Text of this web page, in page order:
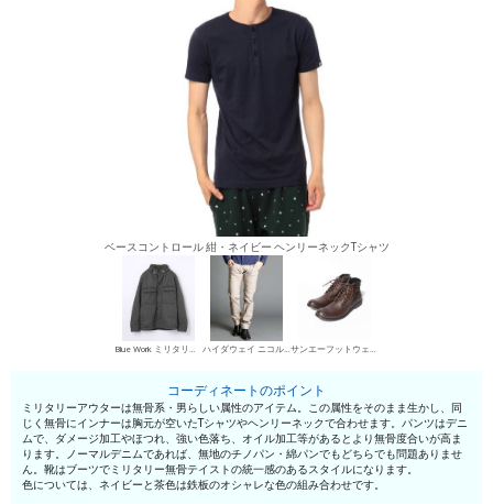
ベースコントロール 紺・ネイビー ヘンリーネックTシャツ
Blue Work ミリタリーアウター ハイダウェイ ニコル デニムパンツ・ジーンズ サンエーフットウェア ワークブーツ
コーディネートのポイント
ミリタリーアウターは無骨系・男らしい属性のアイテム。この属性をそのまま生かし、同
じく無骨にインナーは胸元が空いたTシャツやヘンリーネックで合わせます。パンツはデニ
ムで、ダメージ加工やほつれ、強い色落ち、オイル加工等があるとより無骨度合いが高ま
ります。ノーマルデニムであれば、無地のチノパン・綿パンでもどちらでも問題ありませ
ん。靴はブーツでミリタリー無骨テイストの統一感のあるスタイルになります。
色については、ネイビーと茶色は鉄板のオシャレな色の組み合わせです。